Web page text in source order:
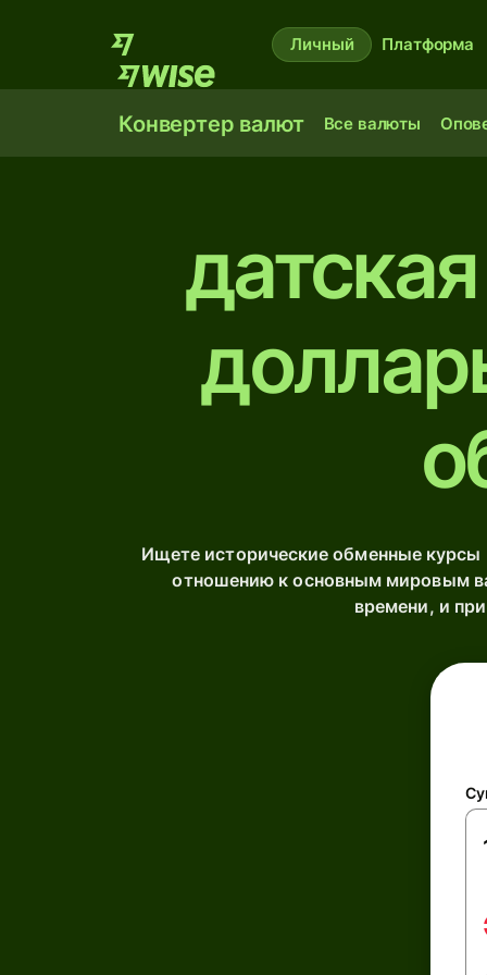
Личный Платформа
Конвертер валют Все валюты
Ищете исторические обменные
отношению к основным мировым
времени, и